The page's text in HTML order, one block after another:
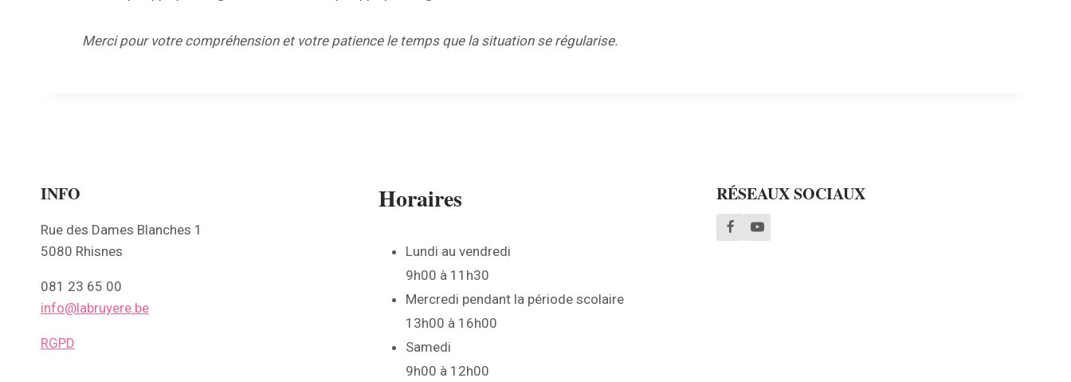
Merci pour votre compréhension et votre patience le temps que la situation se régularise.
INFO
Rue des Dames Blanches 1
5080 Rhisnes
081 23 65 00
info@labruyere.be
RGPD
Horaires
Lundi au vendredi
9h00 à 11h30
Mercredi pendant la période scolaire
13h00 à 16h00
Samedi
9h00 à 12h00
RÉSEAUX SOCIAUX